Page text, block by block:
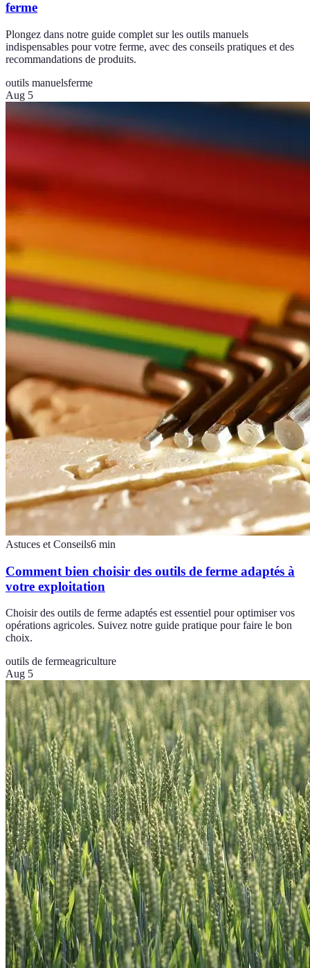
ferme
Plongez dans notre guide complet sur les outils manuels
indispensables pour votre ferme, avec des conseils pratiques et des
recommandations de produits.
outils manuelsferme
Aug 5
Astuces et Conseils6 min
Comment bien choisir des outils de ferme adaptés à
votre exploitation
Choisir des outils de ferme adaptés est essentiel pour optimiser vos
opérations agricoles. Suivez notre guide pratique pour faire le bon
choix.
outils de fermeagriculture
Aug 5